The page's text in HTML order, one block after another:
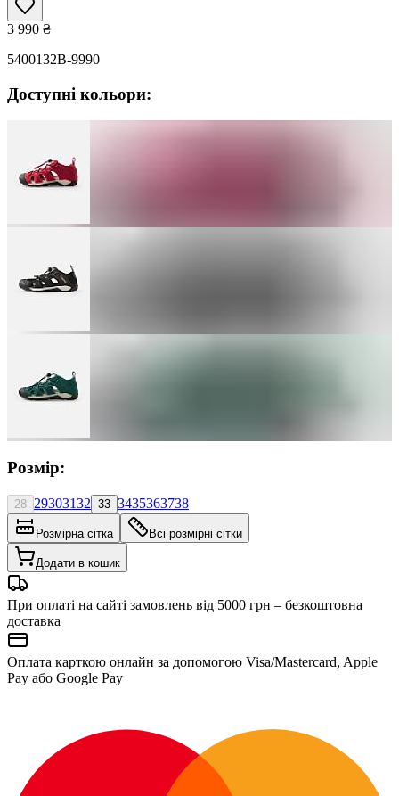
3 990 ₴
5400132B-9990
Доступні кольори:
Розмір:
28 29303132 33 3435363738
Розмірна сітка Всі розмірні сітки
Додати в кошик
При оплаті на сайті замовлень від 5000 грн – безкоштовна
доставка
Оплата карткою онлайн за допомогою Visa/Mastercard, Apple
Pay або Google Pay